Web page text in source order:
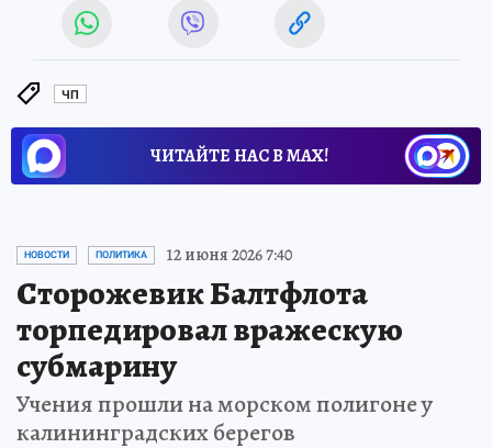
ЧП
ЧИТАЙТЕ НАС В МАХ!
НОВОСТИ ПОЛИТИКА 12 июня 2026 7:40
Сторожевик Балтфлота
торпедировал вражескую
субмарину
Учения прошли на морском полигоне у
калининградских берегов